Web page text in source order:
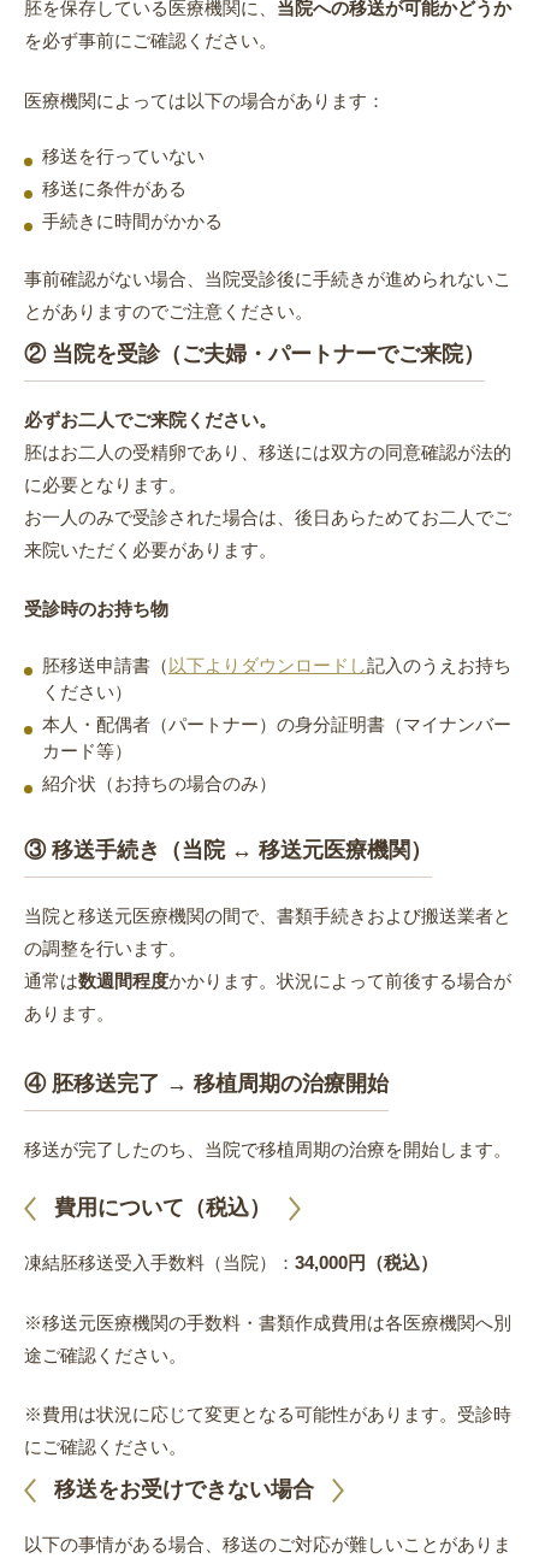
胚を保存している医療機関に、 当院への移送が可能かどうか
を必ず事前にご確認ください。
医療機関によっては以下の場合があります：
移送を行っていない
移送に条件がある
手続きに時間がかかる
事前確認がない場合、当院受診後に手続きが進められないこ
とがありますのでご注意ください。
② 当院を受診（ご夫婦・パートナーでご来院）
必ずお二人でご来院ください。
胚はお二人の受精卵であり、移送には双方の同意確認が法的
に必要となります。
お一人のみで受診された場合は、後日あらためてお二人でご
来院いただく必要があります。
受診時のお持ち物
胚移送申請書（ 以下よりダウンロードし記入のうえお持ち
ください）
本人・配偶者（パートナー）の身分証明書（マイナンバー
カード等）
紹介状（お持ちの場合のみ）
③ 移送手続き（当院 ↔ 移送元医療機関）
当院と移送元医療機関の間で、書類手続きおよび搬送業者と
の調整を行います。
通常は数週間程度かかります。状況によって前後する場合が
あります。
④ 胚移送完了 → 移植周期の治療開始
移送が完了したのち、当院で移植周期の治療を開始します。
費用について（税込）
凍結胚移送受入手数料（当院）： 34,000円（税込）
※移送元医療機関の手数料・書類作成費用は各医療機関へ別
途ご確認ください。
※費用は状況に応じて変更となる可能性があります。受診時
にご確認ください。
移送をお受けできない場合
以下の事情がある場合、移送のご対応が難しいことがありま